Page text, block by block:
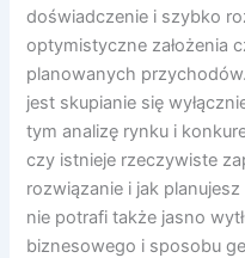
doświadczenie i szybko
optymistyczne założenia
planowanych
jest skupianie się
tym analizę rynku i
czy istnieje rzeczywiste
rozwiązanie i jak
nie potrafi także jasno
biznesowego i sposobu